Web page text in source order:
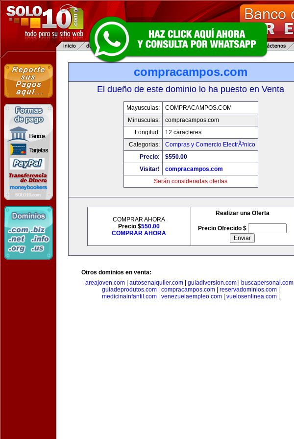
compracampos.com
El dueño de este dominio lo ha puesto en Venta
Mayusculas:
COMPRACAMPOS.COM
Minusculas:
compracampos.com
Longitud:
12 caracteres
Categorias:
Compras y Comercio ElectrÃ³nico
Precio:
$550.00
Visitar!
compracampos.com
Serán consideradas ofertas
COMPRAR AHORA
Precio $550.00
COMPRAR AHORA
Realizar una Oferta
Precio Ofrecido $
Otros dominios en venta:
areajoven.com| autosenalquiler.com| guiadiversion.com| buscapersonal.com|
guiadeprodutos.com| compracampos.com| reservadominios.com|
medicinainfantil.com| venezuelaempleo.com| vuelosenlinea.com|